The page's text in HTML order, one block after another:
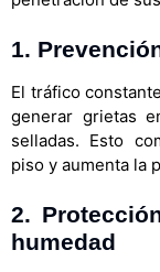
1.
El tráfico
generar grietas
selladas. Esto
piso y aumenta la
2.
humedad